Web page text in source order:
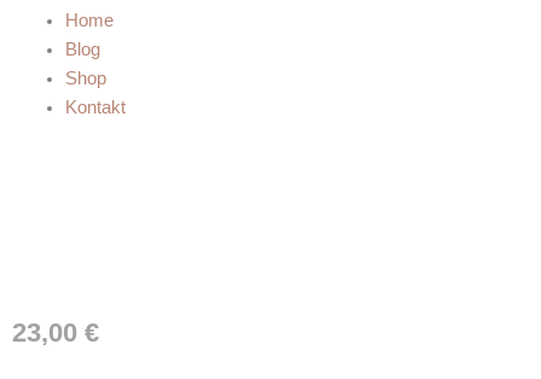
Home
Blog
Shop
Kontakt
23,00 €